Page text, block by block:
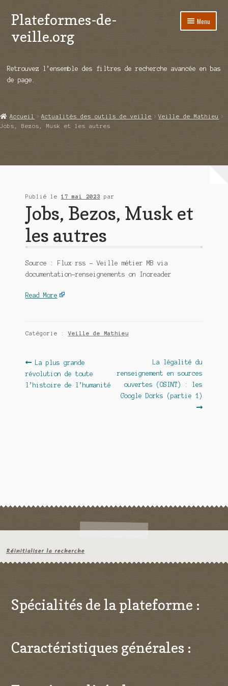
Aller
à
la
Aller
au
contenu
Plateformes-de-
veille.org
Menu
Répertoire d’ouitils
Démos vidéos
Retrouvez l’ensemble des filtres de recherche avancée en bas
de page.
Accueil Actualités des outils de veille
Veille de Mathieu
Jobs, Bezos, Musk et les autres
Publié le 17 mai 2023 par
Jobs, Bezos, Musk et
les autres
Source : Flux rss – Veille métier MB via
documentation-renseignements on Inoreader
Read More
Catégorie :Veille de Mathieu
Navigation
de
Article
précédent :
La plus grande
révolution de toute
l’histoire de l’humanité
Article
suivant :
La légalité du
renseignement en sources
ouvertes (OSINT) : les
Google Dorks (partie 1)
Réinitialiser la recherche
Spécialités de la plateforme :
Caractéristiques générales :